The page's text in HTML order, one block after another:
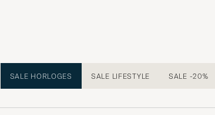
SALE HORLOGES SALE LIFESTYLE SALE -20%